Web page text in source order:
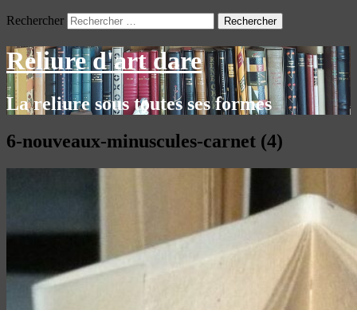
Rechercher
Reliure d'art dare
La reliure sous toutes ses formes
6-nouveaux-minuscules-carnet (4)